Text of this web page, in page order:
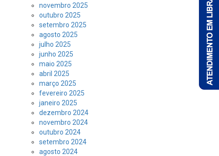
novembro 2025
outubro 2025
setembro 2025
agosto 2025
julho 2025
junho 2025
maio 2025
abril 2025
março 2025
fevereiro 2025
janeiro 2025
dezembro 2024
novembro 2024
outubro 2024
setembro 2024
agosto 2024